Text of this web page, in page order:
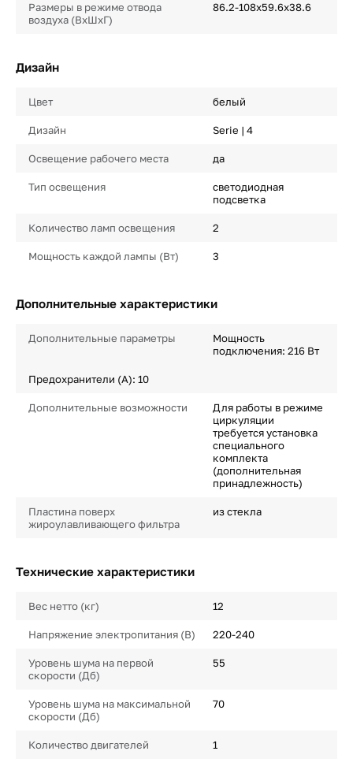
Размеры в режиме отвода
воздуха (ВхШхГ)
86.2-108x59.6x38.6
Дизайн
Цвет белый
Дизайн Serie | 4
Освещение рабочего места да
Тип освещения
светодиодная
подсветка
Количество ламп освещения 2
Мощность каждой лампы (Вт) 3
Дополнительные характеристики
Дополнительные параметры
Мощность
подключения: 216 Вт
Предохранители (А): 10
Дополнительные возможности
Для работы в режиме
циркуляции
требуется установка
специального
комплекта
(дополнительная
принадлежность)
Пластина поверх
жироулавливающего фильтра
из стекла
Технические характеристики
Вес нетто (кг) 12
Напряжение электропитания (В) 220-240
Уровень шума на первой
скорости (Дб)
55
Уровень шума на максимальной
скорости (Дб)
70
Количество двигателей 1